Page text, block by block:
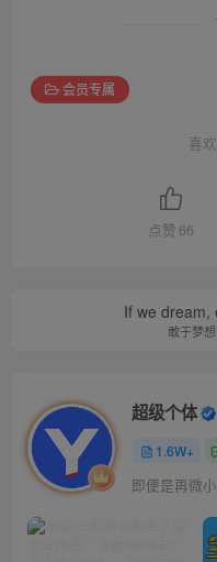
会员专属
喜
点赞 66
If we dream,
敢于梦
超级个体
1.6W+